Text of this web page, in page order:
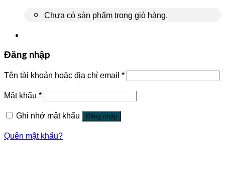
Chưa có sản phẩm trong giỏ hàng.
Đăng nhập
Tên tài khoản hoặc địa chỉ email *
Mật khẩu *
Ghi nhớ mật khẩu Đăng nhập
Quên mật khẩu?